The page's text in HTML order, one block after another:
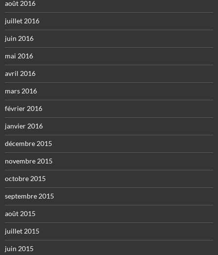
août 2016
juillet 2016
juin 2016
mai 2016
avril 2016
mars 2016
février 2016
janvier 2016
décembre 2015
novembre 2015
octobre 2015
septembre 2015
août 2015
juillet 2015
juin 2015